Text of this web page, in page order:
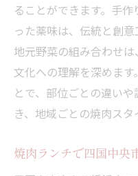
ることができます。手
った薬味は、伝統と創
地元野菜の組み合わせ
文化への理解を深めま
とで、部位ごとの違い
き、地域ごとの焼肉スタ
焼肉ランチで四国中央